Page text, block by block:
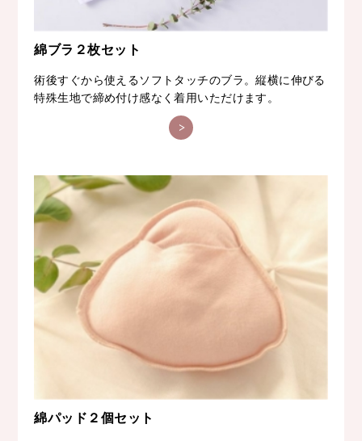
綿ブラ２枚セット
術後すぐから使えるソフトタッチのブラ。縦横に伸びる
特殊生地で締め付け感なく着用いただけます。
綿パッド２個セット